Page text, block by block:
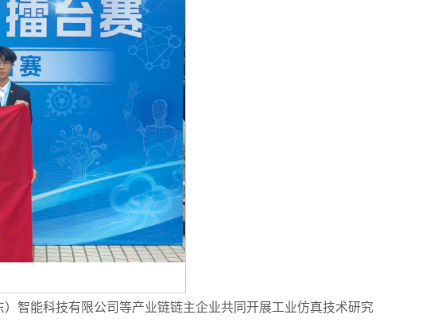
智能科技有限公司等产业链链主企业共同开展工业仿真技术研究